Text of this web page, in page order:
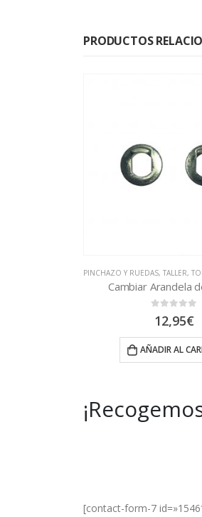
PRODUCTOS
SPEEDWAY/ROCKWAY/
Valvula para
2,50€
AÑADIR AL
[contact-form-7